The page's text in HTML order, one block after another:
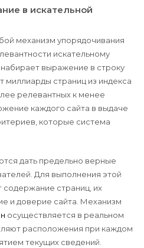
в искательной
механизм упорядочивания
искательному
выражение в строку
миллиарды страниц из индекса
релевантных к менее
каждого сайта в выдаче
которые система
дать предельно верные
Для выполнения этой
страниц, их
и доверие сайта. Механизм
осуществляется в реальном
расположения при каждом
текущих сведений.